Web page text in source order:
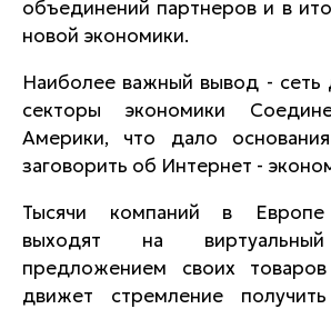
объединений партнеров и в
новой экономики.
Наиболее важный вывод - сеть
секторы экономики
Америки, что дало
заговорить об Интернет -
Тысячи компаний в Европе
выходят на
предложением своих
движет стремление